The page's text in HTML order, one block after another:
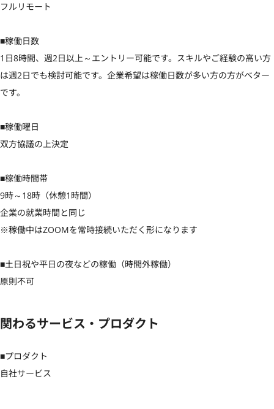
フルリモート
■稼働日数
1日8時間、週2日以上～エントリー可能です。スキルやご経験の高い方
は週2日でも検討可能です。企業希望は稼働日数が多い方の方がベター
です。
■稼働曜日
双方協議の上決定
■稼働時間帯
9時～18時（休憩1時間）
企業の就業時間と同じ
※稼働中はZOOMを常時接続いただく形になります
■土日祝や平日の夜などの稼働（時間外稼働）
原則不可
関わるサービス・プロダクト
■プロダクト
自社サービス